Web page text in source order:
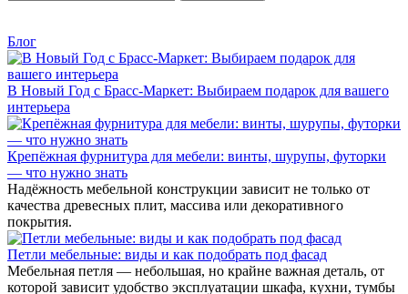
Блог
В Новый Год с Брасс-Маркет: Выбираем подарок для вашего
интерьера
Крепёжная фурнитура для мебели: винты, шурупы, футорки
— что нужно знать
Надёжность мебельной конструкции зависит не только от
качества древесных плит, массива или декоративного
покрытия.
Петли мебельные: виды и как подобрать под фасад
Мебельная петля — небольшая, но крайне важная деталь, от
которой зависит удобство эксплуатации шкафа, кухни, тумбы